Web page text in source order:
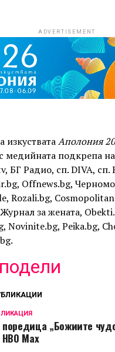
ADVERTISEMENT
изкустватаАполония
медийната подкрепа
БГ Радио, сп. DIVA, сп.
Offnews.bg,
Rozali.bg,
за жената,
Novinite.bg, Peika.bg,
поредица „Божиите
Max